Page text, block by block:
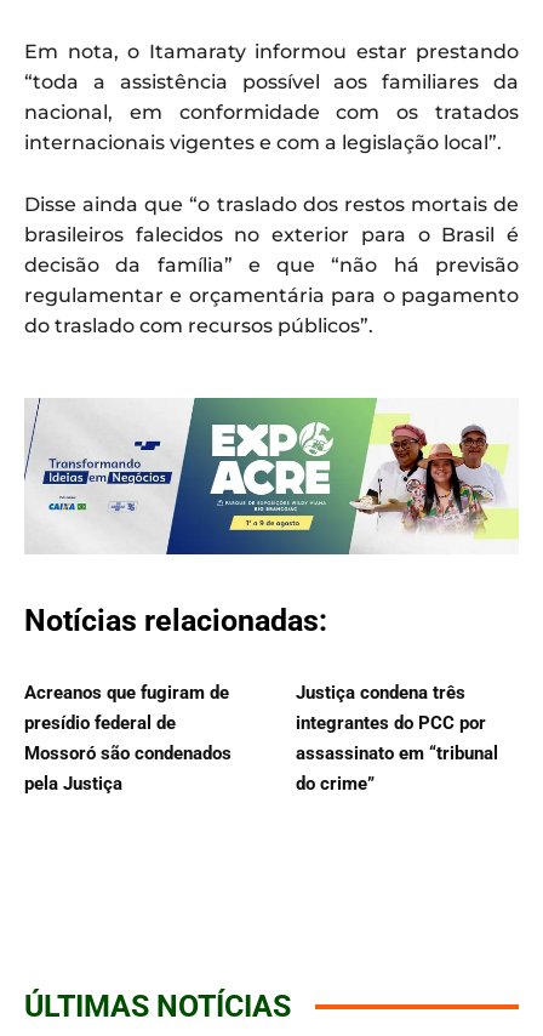
Em nota, o Itamaraty informou estar prestando
“toda a assistência possível aos familiares da
nacional, em conformidade com os tratados
internacionais vigentes e com a legislação local”.
Disse ainda que “o traslado dos restos mortais de
brasileiros falecidos no exterior para o Brasil é
decisão da família” e que “não há previsão
regulamentar e orçamentária para o pagamento
do traslado com recursos públicos”.
Notícias relacionadas:
Acreanos que fugiram de
presídio federal de
Mossoró são condenados
pela Justiça
Justiça condena três
integrantes do PCC por
assassinato em “tribunal
do crime”
ÚLTIMAS NOTÍCIAS